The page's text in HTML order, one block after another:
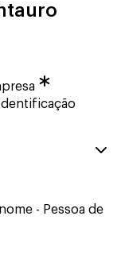
- Pessoa de